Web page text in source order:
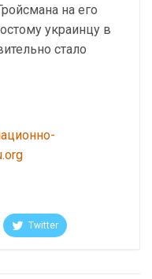
на его
украинцу в
стало
Twitter